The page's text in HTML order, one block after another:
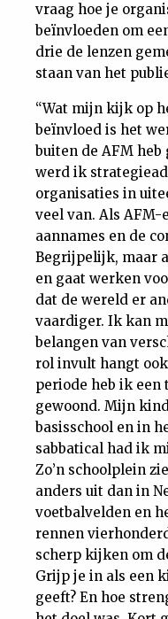
vraag hoe je
beïnvloeden om
drie de lenzen
staan van het
“Wat mijn kijk op
beïnvloed is het
buiten de AFM heb
werd ik
organisaties in
veel van. Als
aannames en de
Begrijpelijk, maar
en gaat werken
dat de wereld er
vaardiger. Ik kan
belangen van
rol invult hangt
periode heb ik een
gewoond. Mijn
basisschool en in
sabbatical had ik
Zo’n schoolplein
anders uit dan in
voetbalvelden en
rennen
scherp kijken om
Grijp je in als een
geeft? En hoe